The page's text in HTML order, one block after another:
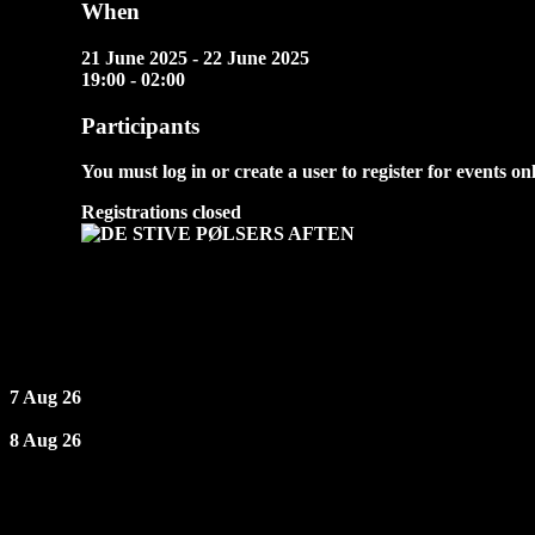
When
21 June 2025 - 22 June 2025
19:00 - 02:00
Participants
You must log in or create a user to register for events
Registrations closed
7 Aug 26
8 Aug 26